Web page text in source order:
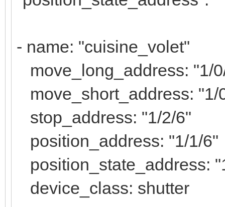
- name: "cuisine_volet"
move_long_address: "1/
move_short_address: "1/
stop_address: "1/2/6"
position_address: "1/1/6"
position_state_address:
device_class: shutter